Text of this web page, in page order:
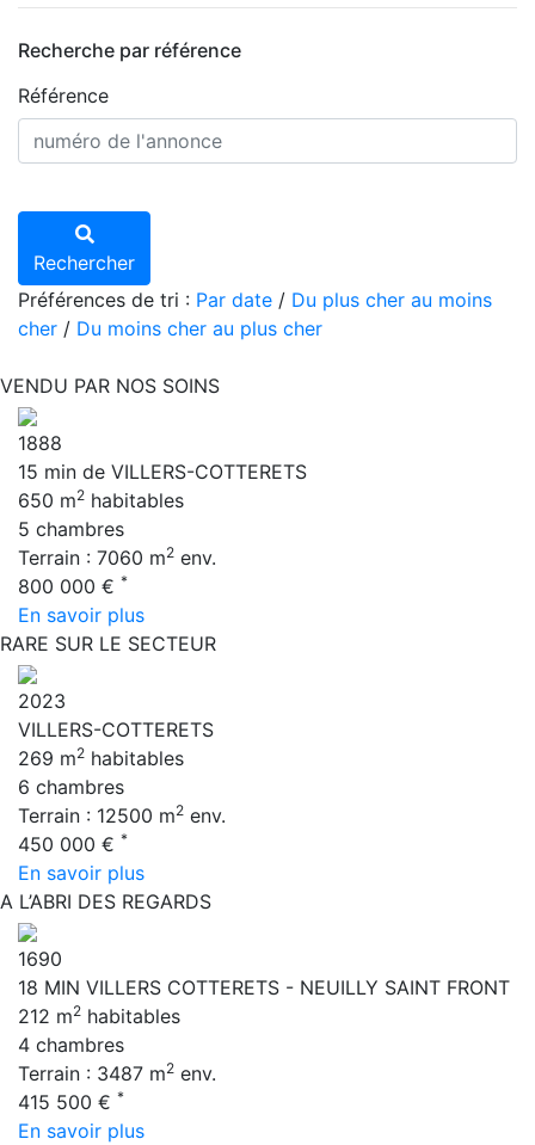
Recherche par référence
Référence
Rechercher
Préférences de tri : Par date / Du plus cher au moins
cher / Du moins cher au plus cher
VENDU PAR NOS SOINS
1888
15 min de VILLERS-COTTERETS
650 m2 habitables
5 chambres
Terrain : 7060 m2 env.
800 000 € *
En savoir plus
RARE SUR LE SECTEUR
2023
VILLERS-COTTERETS
269 m2 habitables
6 chambres
Terrain : 12500 m2 env.
450 000 € *
En savoir plus
A L’ABRI DES REGARDS
1690
18 MIN VILLERS COTTERETS - NEUILLY SAINT FRONT
212 m2 habitables
4 chambres
Terrain : 3487 m2 env.
415 500 € *
En savoir plus